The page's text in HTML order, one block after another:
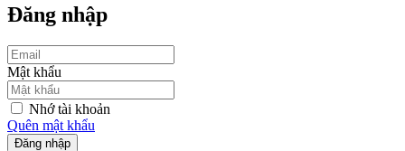
Đăng nhập
Mật khẩu
Nhớ tài khoản
Quên mật khẩu
Đăng nhập